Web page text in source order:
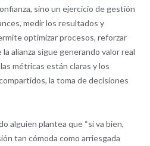
sino un ejercicio de gestión
medir los resultados y
optimizar procesos, reforzar
alianza sigue generando valor real
métricas están claras y los
la toma de decisiones
alguien plantea que “si va bien,
tan cómoda como arriesgada